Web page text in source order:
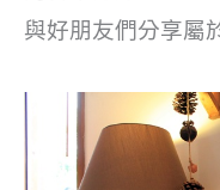
與好朋友們分享屬